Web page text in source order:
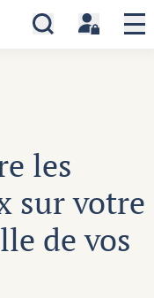
les
sur votre
de vos